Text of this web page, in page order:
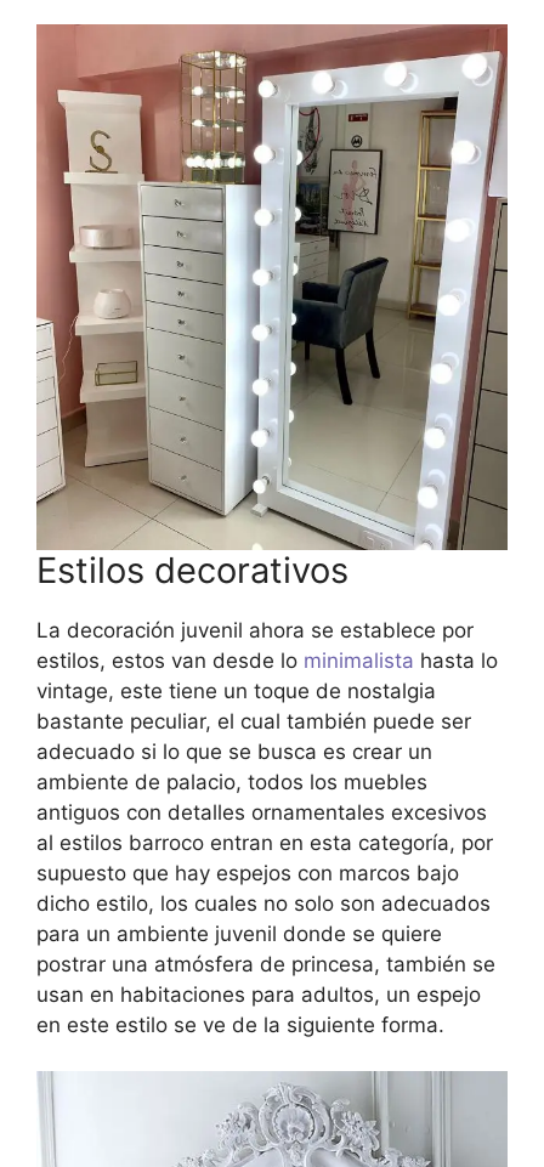
Estilos decorativos
La decoración juvenil ahora se establece por
estilos, estos van desde lo minimalista hasta lo
vintage, este tiene un toque de nostalgia
bastante peculiar, el cual también puede ser
adecuado si lo que se busca es crear un
ambiente de palacio, todos los muebles
antiguos con detalles ornamentales excesivos
al estilos barroco entran en esta categoría, por
supuesto que hay espejos con marcos bajo
dicho estilo, los cuales no solo son adecuados
para un ambiente juvenil donde se quiere
postrar una atmósfera de princesa, también se
usan en habitaciones para adultos, un espejo
en este estilo se ve de la siguiente forma.